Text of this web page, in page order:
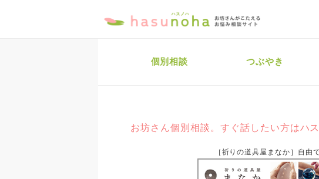
個別相談 つぶやき
お坊さん個別相談。すぐ話したい方はハ
［祈りの道具屋まなか］自由